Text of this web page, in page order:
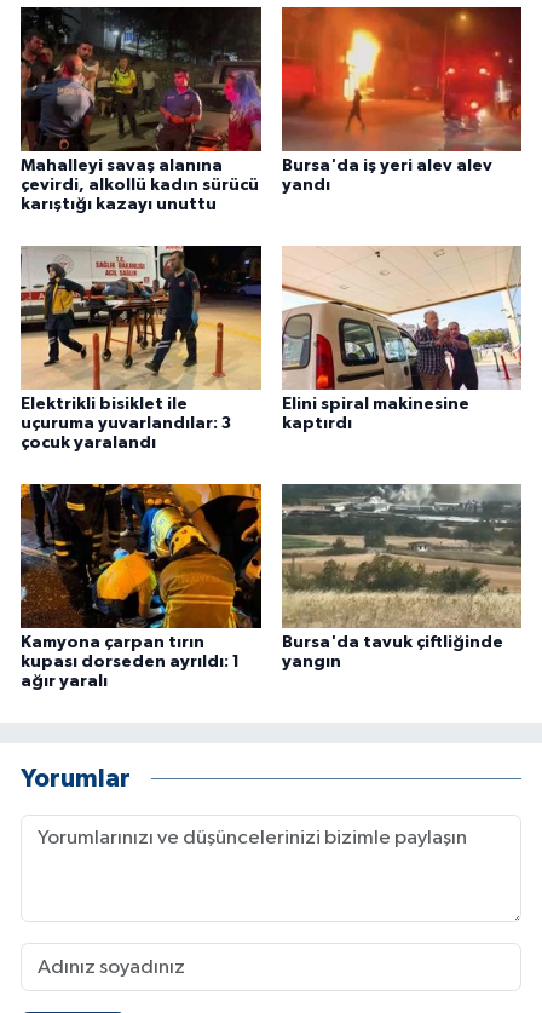
Mahalleyi savaş alanına
çevirdi, alkollü kadın sürücü
karıştığı kazayı unuttu
Bursa'da iş yeri alev alev
yandı
Elektrikli bisiklet ile
uçuruma yuvarlandılar: 3
çocuk yaralandı
Elini spiral makinesine
kaptırdı
Kamyona çarpan tırın
kupası dorseden ayrıldı: 1
ağır yaralı
Bursa'da tavuk çiftliğinde
yangın
Yorumlar
YAŞAM
YEREL
Yerel Haberler